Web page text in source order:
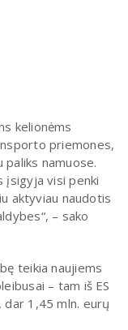
kelionėms
priemones,
paliks namuose.
įsigyja visi penki
aktyviau naudotis
– sako
teikia naujiems
– tam iš ES
1,45 mln. eurų